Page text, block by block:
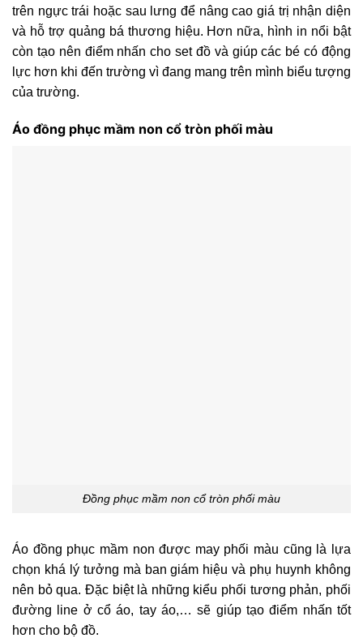
trên ngực trái hoặc sau lưng để nâng cao giá trị nhận diện
và hỗ trợ quảng bá thương hiệu. Hơn nữa, hình in nổi bật
còn tạo nên điểm nhấn cho set đồ và giúp các bé có động
lực hơn khi đến trường vì đang mang trên mình biểu tượng
của trường.
Áo đồng phục mầm non cổ tròn phối màu
Đồng phục mầm non cổ tròn phối màu
Áo đồng phục mầm non được may phối màu cũng là lựa
chọn khá lý tưởng mà ban giám hiệu và phụ huynh không
nên bỏ qua. Đặc biệt là những kiểu phối tương phản, phối
đường line ở cổ áo, tay áo,… sẽ giúp tạo điểm nhấn tốt
hơn cho bộ đồ.